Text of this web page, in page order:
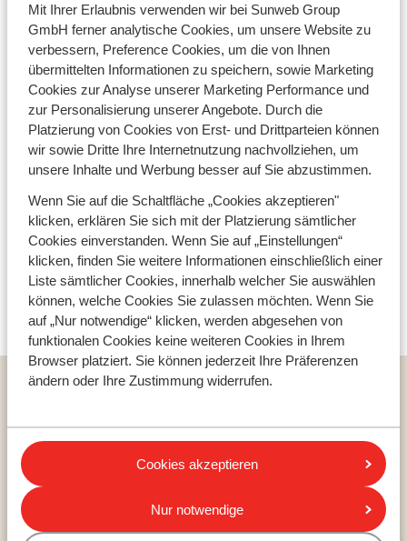
Mit Ihrer Erlaubnis verwenden wir bei Sunweb Group
GmbH ferner analytische Cookies, um unsere Website zu
verbessern, Preference Cookies, um die von Ihnen
übermittelten Informationen zu speichern, sowie Marketing
Cookies zur Analyse unserer Marketing Performance und
zur Personalisierung unserer Angebote. Durch die
Platzierung von Cookies von Erst- und Drittparteien können
wir sowie Dritte Ihre Internetnutzung nachvollziehen, um
unsere Inhalte und Werbung besser auf Sie abzustimmen.
Wenn Sie auf die Schaltfläche „Cookies akzeptieren"
klicken, erklären Sie sich mit der Platzierung sämtlicher
Cookies einverstanden. Wenn Sie auf „Einstellungen“
klicken, finden Sie weitere Informationen einschließlich einer
Liste sämtlicher Cookies, innerhalb welcher Sie auswählen
können, welche Cookies Sie zulassen möchten. Wenn Sie
auf „Nur notwendige“ klicken, werden abgesehen von
funktionalen Cookies keine weiteren Cookies in Ihrem
Browser platziert. Sie können jederzeit Ihre Präferenzen
ändern oder Ihre Zustimmung widerrufen.
Cookies akzeptieren
Nur notwendige
den Travel Tuesday zusammen – mit starken Preisen,
zusätzlichen Vorteilen und vielen Reisen inklusive
Skipass.
Mit deiner Newsletter-Anmeldung erhältst du als eine*r
der Ersten ein Signal, sobald die Angebote live gehen.
So hast du die volle Auswahl an Hotels,Chalets
Apartments – von luxuriösen Unterkünften bis hin zu
kurzen Skitrips.
Buche mit Vorteil und freue dich auf einen Winter voller
Schnee, Tempo und Bergblicke. Dein nächster Skiurlaub
beginnt hier – am Travel Tuesday.
Alle Skiurlaub ansehen
Reiseziele
Frankreich
Italien